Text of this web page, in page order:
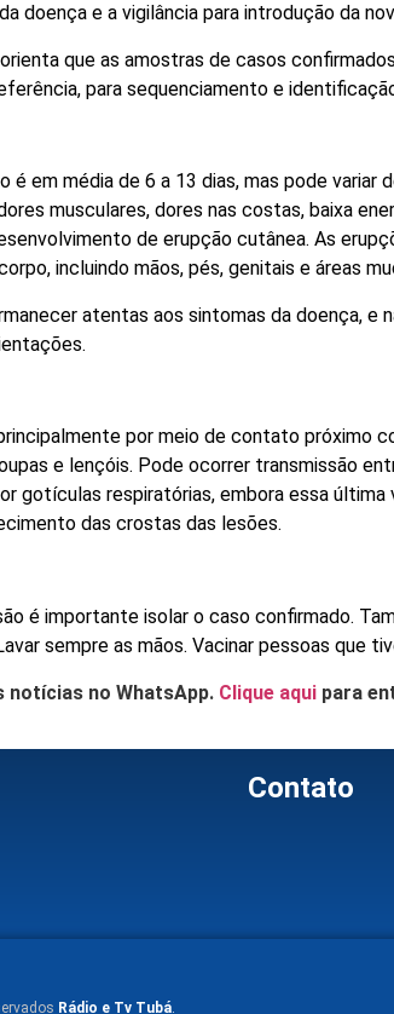
doença e a vigilância para introdução da
que as amostras de casos
para sequenciamento e
é em média de 6 a 13 dias, mas pode variar
musculares, dores nas costas, baixa
de erupção cutânea. As
incluindo mãos, pés, genitais e áreas
atentas aos sintomas da doença, e
por meio de contato próximo
e lençóis. Pode ocorrer transmissão
gotículas respiratórias, embora essa última
das crostas das lesões.
é importante isolar o caso confirmado.
sempre as mãos. Vacinar pessoas que
notícias no WhatsApp. Clique aqui para
Contato
Rádio e Tv Tubá.